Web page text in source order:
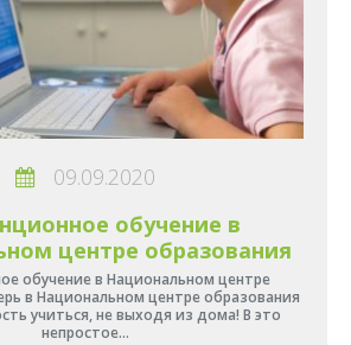
09.09.2020
обучение в
центре образования
обучение в Национальном центре
в Национальном центре образования
учиться, не выходя из дома! В это
непростое…